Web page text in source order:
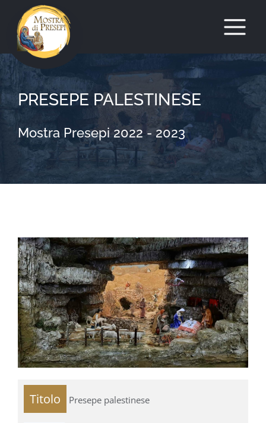
Salta
al
contenutoPRESEPE PALESTINESE
Mostra Presepi 2022 - 2023
Titolo Presepe palestinese